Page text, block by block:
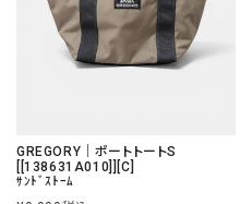
GREGORY｜ポートトートS
[[138631A010]][C]
ｻﾝﾄﾞｽﾄｰﾑ